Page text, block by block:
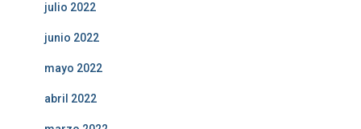
julio 2022
junio 2022
mayo 2022
abril 2022